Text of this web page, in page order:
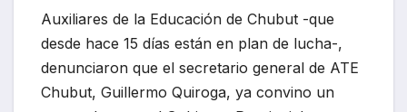
Auxiliares de la Educación de Chubut -que
desde hace 15 días están en plan de lucha-,
denunciaron que el secretario general de ATE
Chubut, Guillermo Quiroga, ya convino un